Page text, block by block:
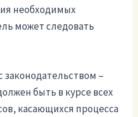
необходимых
может следовать
законодательством –
быть в курсе всех
касающихся процесса